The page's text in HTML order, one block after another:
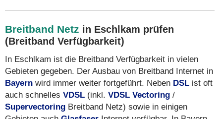
Breitband Netz in Eschlkam prüfen
(Breitband Verfügbarkeit)
In Eschlkam ist die Breitband Verfügbarkeit in vielen
Gebieten gegeben. Der Ausbau von Breitband Internet in
Bayern wird immer weiter fortgeführt. Neben DSL ist oft
auch schnelles VDSL (inkl. VDSL Vectoring /
Supervectoring Breitband Netz) sowie in einigen